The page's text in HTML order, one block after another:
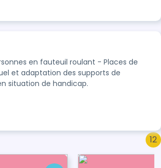
en fauteuil roulant - Places de
et adaptation des supports de
situation de handicap.
12